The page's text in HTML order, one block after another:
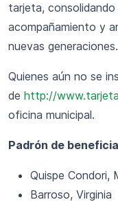
tarjeta,
acompañamiento y
nuevas generaciones.
Quienes aún no se
de http://
oficina municipal.
Padrón de
Quispe Condori,
Barroso, Virginia